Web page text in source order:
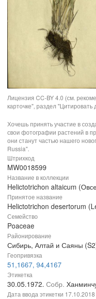
Лицензия CC-BY 4.0 (см.
карточке", раздел "Цитировать
Хочешь принять участие в
свои фотографии растений в
они станут частью нашего
Russia".
Штрихкод
MW0018599
Название в коллекции
Helictotrichon altaicum
Принятое название
Helictotrichon desertorum
Семейство
Poaceae
Районирование
Сибирь, Алтай и Саяны
Геопривязка
51,1667, 94,4167
Этикетка
30.05.1972. Собр.
Дата ввода этикетки 17.10.2018